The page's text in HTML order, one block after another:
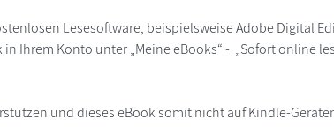
Lesesoftware, beispielsweise Adobe Digital
Ihrem Konto unter „Meine eBooks“ - „Sofort online
und dieses eBook somit nicht auf Kindle-